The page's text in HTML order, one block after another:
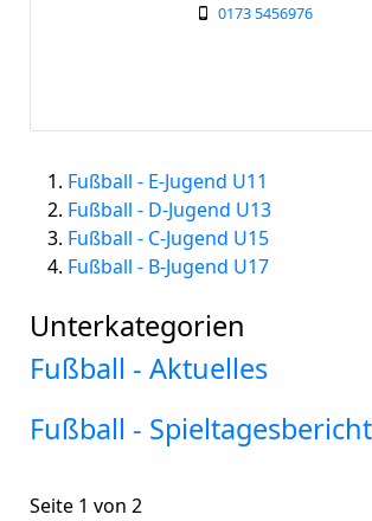
0173 5456976
Fußball - E-Jugend U11
Fußball - D-Jugend U13
Fußball - C-Jugend U15
Fußball - B-Jugend U17
Unterkategorien
Fußball - Aktuelles
Fußball -
Seite 1 von 2